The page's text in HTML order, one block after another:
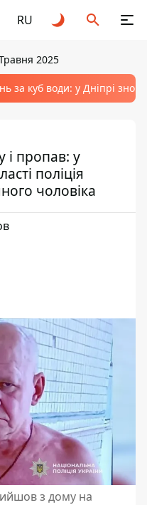
RU
2025
за куб води: у Дніпрі
і пропав: у
поліція
чоловіка
з дому на